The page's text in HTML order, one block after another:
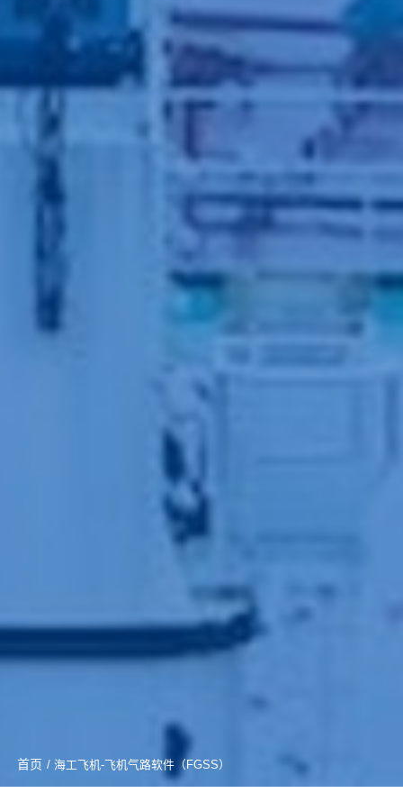
首页 / 海工飞机-飞机气路软件（FGSS）